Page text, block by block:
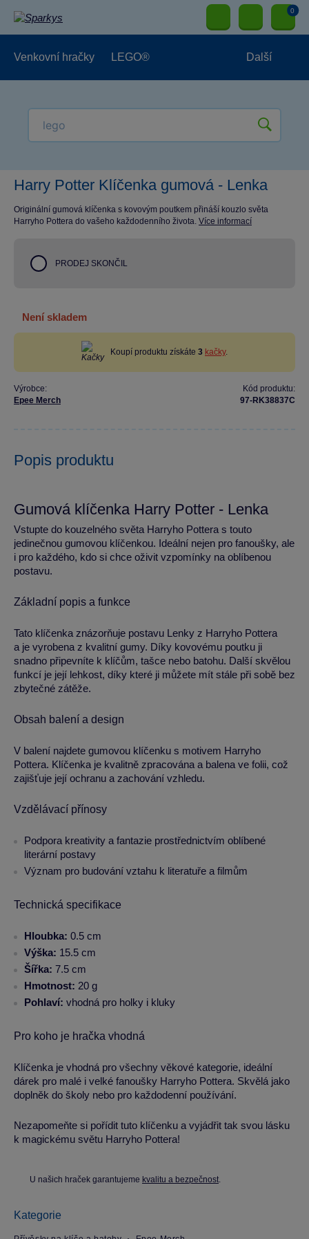
0
Venkovní hračky LEGO® Další
Harry Potter Klíčenka gumová - Lenka
Originální gumová klíčenka s kovovým poutkem přináší kouzlo světa
Harryho Pottera do vašeho každodenního života. Více informací
PRODEJ SKONČIL
není skladem
Koupí produktu získáte 3 kačky.
Výrobce:
Epee Merch
Kód produktu:
97-RK38837C
Popis produktu
Gumová klíčenka Harry Potter - Lenka
Vstupte do kouzelného světa Harryho Pottera s touto
jedinečnou gumovou klíčenkou. Ideální nejen pro fanoušky, ale
i pro každého, kdo si chce oživit vzpomínky na oblíbenou
postavu.
Základní popis a funkce
Tato klíčenka znázorňuje postavu Lenky z Harryho Pottera
a je vyrobena z kvalitní gumy. Díky kovovému poutku ji
snadno připevníte k klíčům, tašce nebo batohu. Další skvělou
funkcí je její lehkost, díky které ji můžete mít stále při sobě bez
zbytečné zátěže.
Obsah balení a design
V balení najdete gumovou klíčenku s motivem Harryho
Pottera. Klíčenka je kvalitně zpracována a balena ve folii, což
zajišťuje její ochranu a zachování vzhledu.
Vzdělávací přínosy
Podpora kreativity a fantazie prostřednictvím oblíbené
literární postavy
Význam pro budování vztahu k literatuře a filmům
Technická specifikace
Hloubka: 0.5 cm
Výška: 15.5 cm
Šířka: 7.5 cm
Hmotnost: 20 g
Pohlaví: vhodná pro holky i kluky
Pro koho je hračka vhodná
Klíčenka je vhodná pro všechny věkové kategorie, ideální
dárek pro malé i velké fanoušky Harryho Pottera. Skvělá jako
doplněk do školy nebo pro každodenní používání.
Nezapomeňte si pořídit tuto klíčenku a vyjádřit tak svou lásku
k magickému světu Harryho Pottera!
U našich hraček garantujeme kvalitu a bezpečnost.
Kategorie